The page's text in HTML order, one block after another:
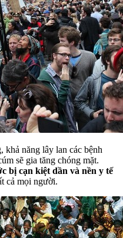
khả năng lây lan các bệnh
sẽ gia tăng chóng mặt.
bị cạn kiệt dần và nền y tế
cả mọi người.